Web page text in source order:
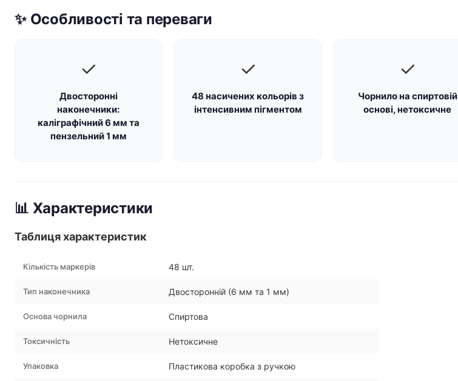
✨ Особливості та переваги
✓
Двосторонні
наконечники:
каліграфічний 6 мм та
пензельний 1 мм
✓
48 насичених кольорів з
інтенсивним пігментом
✓
Чорнило на спиртовій
основі, нетоксичне
📊 Характеристики
Таблиця характеристик
Кількість маркерів 48 шт.
Тип наконечника Двосторонній (6 мм та 1 мм)
Основа чорнила Спиртова
Токсичність Нетоксичне
Упаковка Пластикова коробка з ручкою